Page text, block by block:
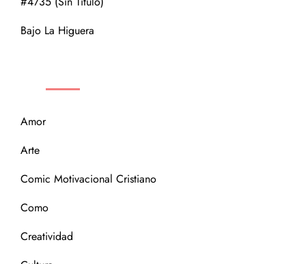
Bajo La Higuera
Amor
Arte
Comic Motivacional Cristiano
Como
Creatividad